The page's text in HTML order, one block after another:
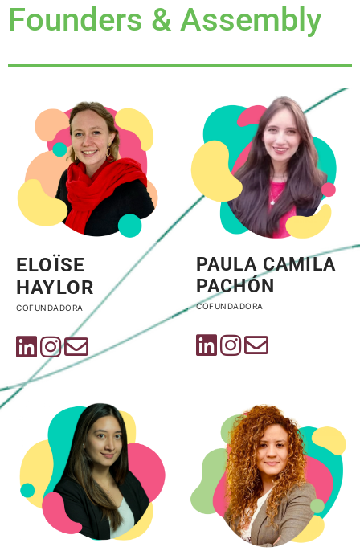
Founders & Assembly
ELOÏSE
HAYLOR
COFUNDADORA
PAULA CAMILA
PACHÓN
COFUNDADORA